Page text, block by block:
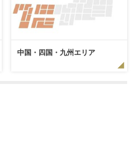
中国・四国・九州エリア